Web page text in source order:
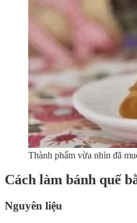
Thành phẩm vừa nhìn đã
Cách làm bánh quế
Nguyên liệu